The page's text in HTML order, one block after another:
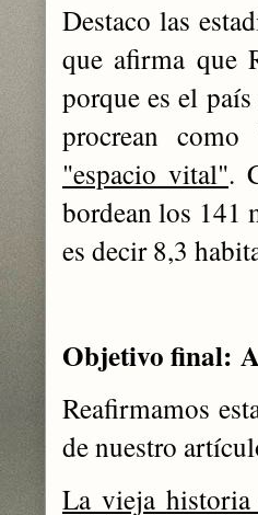
Destaco las
que afirma que
porque es el
procrean
"espacio vital".
bordean los 141
es decir 8,3
Objetivo final:
Reafirmamos
de nuestro
La vieja historia